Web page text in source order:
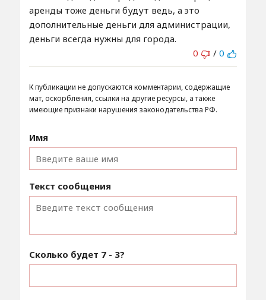
аренды тоже деньги будут ведь, а это
дополнительные деньги для администрации,
деньги всегда нужны для города.
0
/ 0
К публикации не допускаются комментарии, содержащие
мат, оскорбления, ссылки на другие ресурсы, а также
имеющие признаки нарушения законодательства РФ.
Имя
Текст сообщения
Сколько будет 7 - 3?